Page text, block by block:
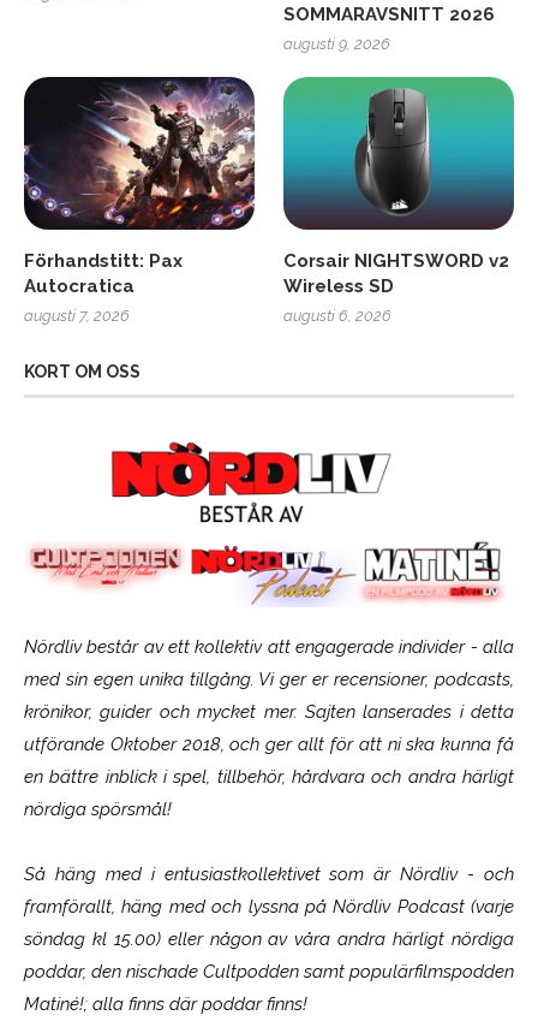
SOMMARAVSNITT 2026
augusti 9, 2026
Förhandstitt: Pax
Autocratica
augusti 7, 2026
Corsair NIGHTSWORD v2
Wireless SD
augusti 6, 2026
KORT OM OSS
Nördliv består av ett kollektiv att engagerade individer - alla
med sin egen unika tillgång. Vi ger er recensioner, podcasts,
krönikor, guider och mycket mer. Sajten lanserades i detta
utförande Oktober 2018, och ger allt för att ni ska kunna få
en bättre inblick i spel, tillbehör, hårdvara och andra härligt
nördiga spörsmål!
Så häng med i entusiastkollektivet som ärNördliv- och
framförallt, häng med och lyssna på Nördliv Podcast (varje
söndag kl 15.00) eller någon av våra andra härligt nördiga
poddar, den nischade Cultpodden samt populärfilmspodden
Matiné!; alla finns där poddar finns!